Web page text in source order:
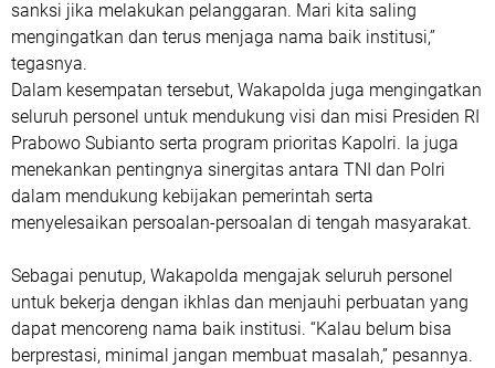
sanksi jika melakukan pelanggaran. Mari kita saling
mengingatkan dan terus menjaga nama baik institusi,”
tegasnya.
Dalam kesempatan tersebut, Wakapolda juga mengingatkan
seluruh personel untuk mendukung visi dan misi Presiden RI
Prabowo Subianto serta program prioritas Kapolri. Ia juga
menekankan pentingnya sinergitas antara TNI dan Polri
dalam mendukung kebijakan pemerintah serta
menyelesaikan persoalan-persoalan di tengah masyarakat.
Sebagai penutup, Wakapolda mengajak seluruh personel
untuk bekerja dengan ikhlas dan menjauhi perbuatan yang
dapat mencoreng nama baik institusi. “Kalau belum bisa
berprestasi, minimal jangan membuat masalah,” pesannya.